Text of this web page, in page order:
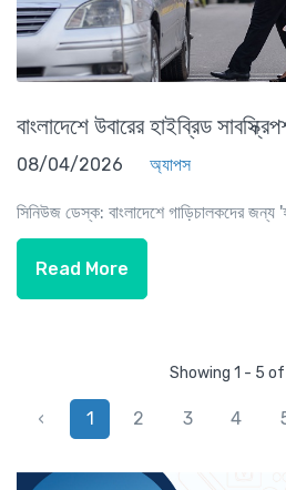
বাংলাদেশে উবারের হাইব্রিড
08/04/2026 অ্যাপস
সিনিউজ ডেস্ক: বাংলাদেশে গাড়িচালকদের জন্য
Read More
Showing 1 - 5
‹ 1 2 3 4